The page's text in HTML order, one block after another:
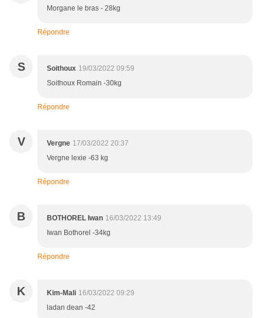
Morgane le bras - 28kg
Répondre
S Soithoux 19/03/2022 09:59
Soithoux Romain -30kg
Répondre
V Vergne 17/03/2022 20:37
Vergne lexie -63 kg
Répondre
B BOTHOREL Iwan 16/03/2022 13:49
Iwan Bothorel -34kg
Répondre
K Kim-Mali 16/03/2022 09:29
ladan dean -42